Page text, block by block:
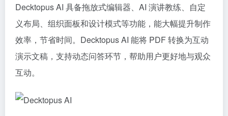
Decktopus AI 具备拖放式编辑器、AI 演讲教练、自定
义布局、组织面板和设计模式等功能，能大幅提升制作
效率，节省时间。Decktopus AI 能将 PDF 转换为互动
演示文稿，支持动态问答环节，帮助用户更好地与观众
互动。